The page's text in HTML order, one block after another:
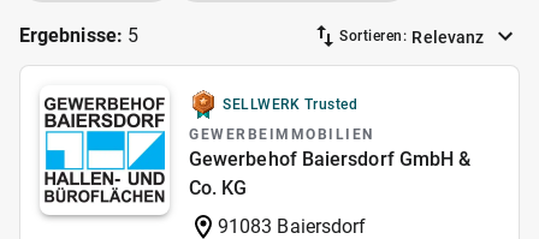
Ergebnisse: 5 Sortieren: Relevanz
SELLWERK Trusted
GEWERBEIMMOBILIEN
Gewerbehof Baiersdorf GmbH &
Co. KG
91083 Baiersdorf